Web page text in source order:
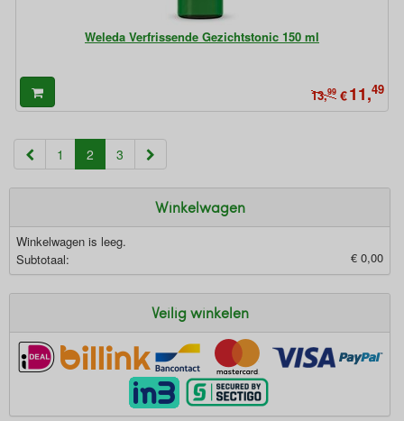
Weleda Verfrissende Gezichtstonic 150 ml
13,99 €11,49
1 2 (current)
3
Winkelwagen
Winkelwagen is leeg.
Subtotaal:
€ 0,00
Veilig winkelen